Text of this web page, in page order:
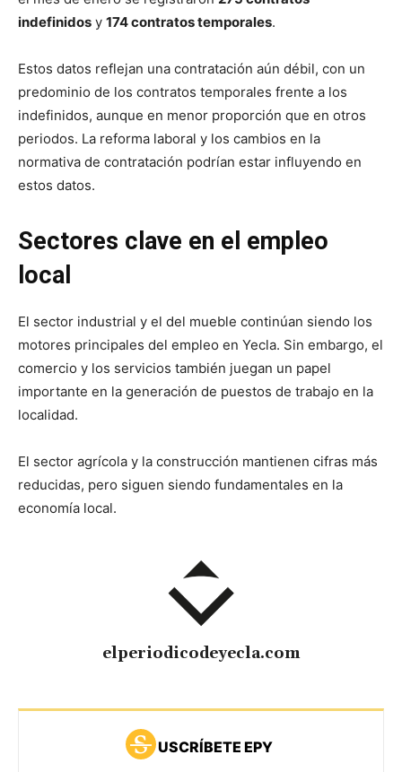
indefinidos y 174 contratos temporales.
Estos datos reflejan una contratación aún débil, con un
predominio de los contratos temporales frente a los
indefinidos, aunque en menor proporción que en otros
periodos. La reforma laboral y los cambios en la
normativa de contratación podrían estar influyendo en
estos datos.
Sectores clave en el empleo
local
El sector industrial y el del mueble continúan siendo los
motores principales del empleo en Yecla. Sin embargo, el
comercio y los servicios también juegan un papel
importante en la generación de puestos de trabajo en la
localidad.
El sector agrícola y la construcción mantienen cifras más
reducidas, pero siguen siendo fundamentales en la
economía local.
elperiodicodeyecla.com
USCRÍBETE EPY